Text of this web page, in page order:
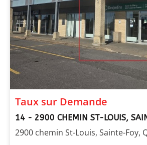
Taux sur Demande
14 - 2900 CHEMIN ST-LOUIS,
2900 chemin St-Louis, Sainte-Foy,